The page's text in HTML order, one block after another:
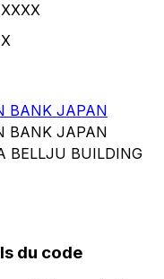
BANK JAPAN
BANK JAPAN
BELLJU BUILDING
du code